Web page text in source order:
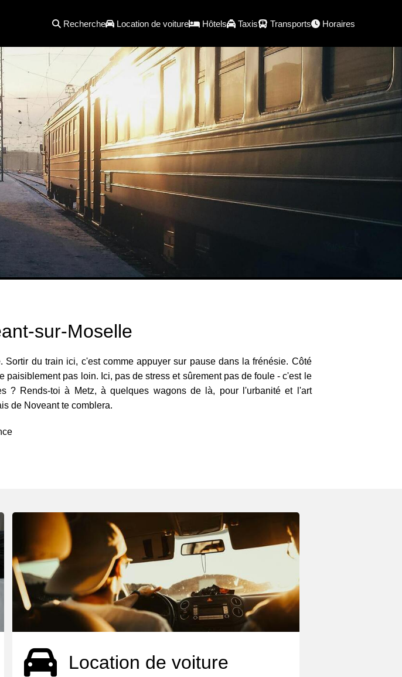
Recherche Location de voiture Hôtels Taxis Transports Horaires
sur-Moselle
du train ici, c'est comme appuyer sur pause dans la frénésie. Côté
pas loin. Ici, pas de stress et sûrement pas de foule - c'est le
? Rends-toi à Metz, à quelques wagons de là, pour l'urbanité et l'art
de Noveant te comblera.
Location de voiture